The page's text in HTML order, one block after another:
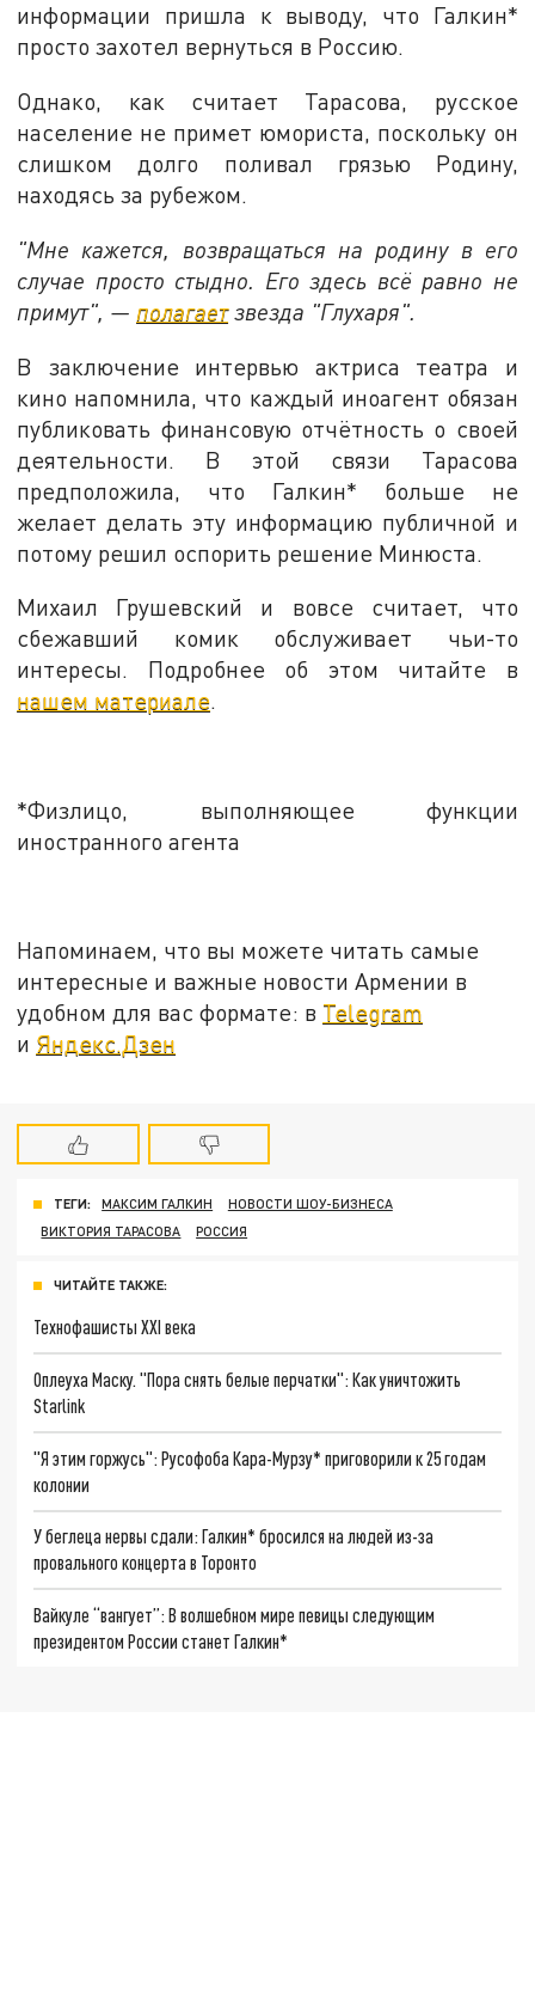
информации пришла к выводу, что Галкин*
просто захотел вернуться в Россию.
Однако, как считает Тарасова, русское
население не примет юмориста, поскольку он
слишком долго поливал грязью Родину,
находясь за рубежом.
"Мне кажется, возвращаться на родину в его
случае просто стыдно. Его здесь всё равно не
примут", — полагаетзвезда "Глухаря".
В заключение интервью актриса театра и
кино напомнила, что каждый иноагент обязан
публиковать финансовую отчётность о своей
деятельности. В этой связи Тарасова
предположила, что Галкин* больше не
желает делать эту информацию публичной и
потому решил оспорить решение Минюста.
Михаил Грушевский и вовсе считает, что
сбежавший комик обслуживает чьи-то
интересы. Подробнее об этом читайте в
нашем материале.
*Физлицо, выполняющее функции
иностранного агента
Напоминаем, что вы можете читать самые
интересные и важные новости Армении в
удобном для вас формате: в Telegram
и Яндекс.Дзен
ТЕГИ: МАКСИМ ГАЛКИН
НОВОСТИ ШОУ-БИЗНЕСА
ВИКТОРИЯ ТАРАСОВА
РОССИЯ
ЧИТАЙТЕ ТАКЖЕ:
Технофашисты XXI века
Оплеуха Маску. "Пора снять белые перчатки": Как уничтожить
Starlink
"Я этим горжусь": Русофоба Кара-Мурзу* приговорили к 25 годам
колонии
У беглеца нервы сдали: Галкин* бросился на людей из-за
провального концерта в Торонто
Вайкуле “вангует”: В волшебном мире певицы следующим
президентом России станет Галкин*